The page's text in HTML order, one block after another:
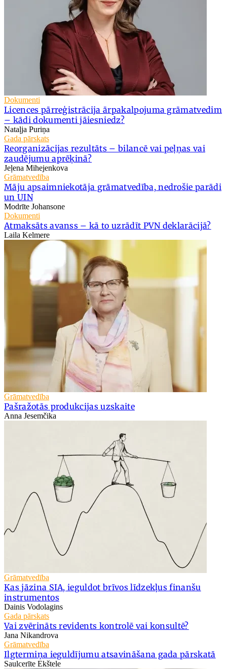
Dokumenti
Licences pārreģistrācija ārpakalpojuma grāmatvedim
– kādi dokumenti jāiesniedz?
Nataļja Puriņa
Gada pārskats
Reorganizācijas rezultāts – bilancē vai peļņas vai
zaudējumu aprēķinā?
Jeļena Mihejenkova
Grāmatvedība
Māju apsaimniekotāja grāmatvedība, nedrošie parādi
un UIN
Modrīte Johansone
Dokumenti
Atmaksāts avanss – kā to uzrādīt PVN deklarācijā?
Laila Kelmere
Grāmatvedība
Pašražotās produkcijas uzskaite
Anna Jesemčika
Grāmatvedība
Kas jāzina SIA, ieguldot brīvos līdzekļus finanšu
instrumentos
Dainis Vodolagins
Gada pārskats
Vai zvērināts revidents kontrolē vai konsultē?
Jana Nikandrova
Grāmatvedība
Ilgtermiņa ieguldījumu atsavināšana gada pārskatā
Saulcerīte Ekštele